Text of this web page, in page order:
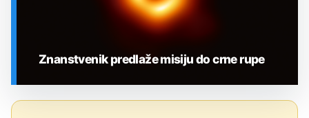
Znanstvenik predlaže misiju do crne rupe